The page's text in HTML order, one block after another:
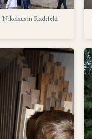
Nikolaus in Radefeld